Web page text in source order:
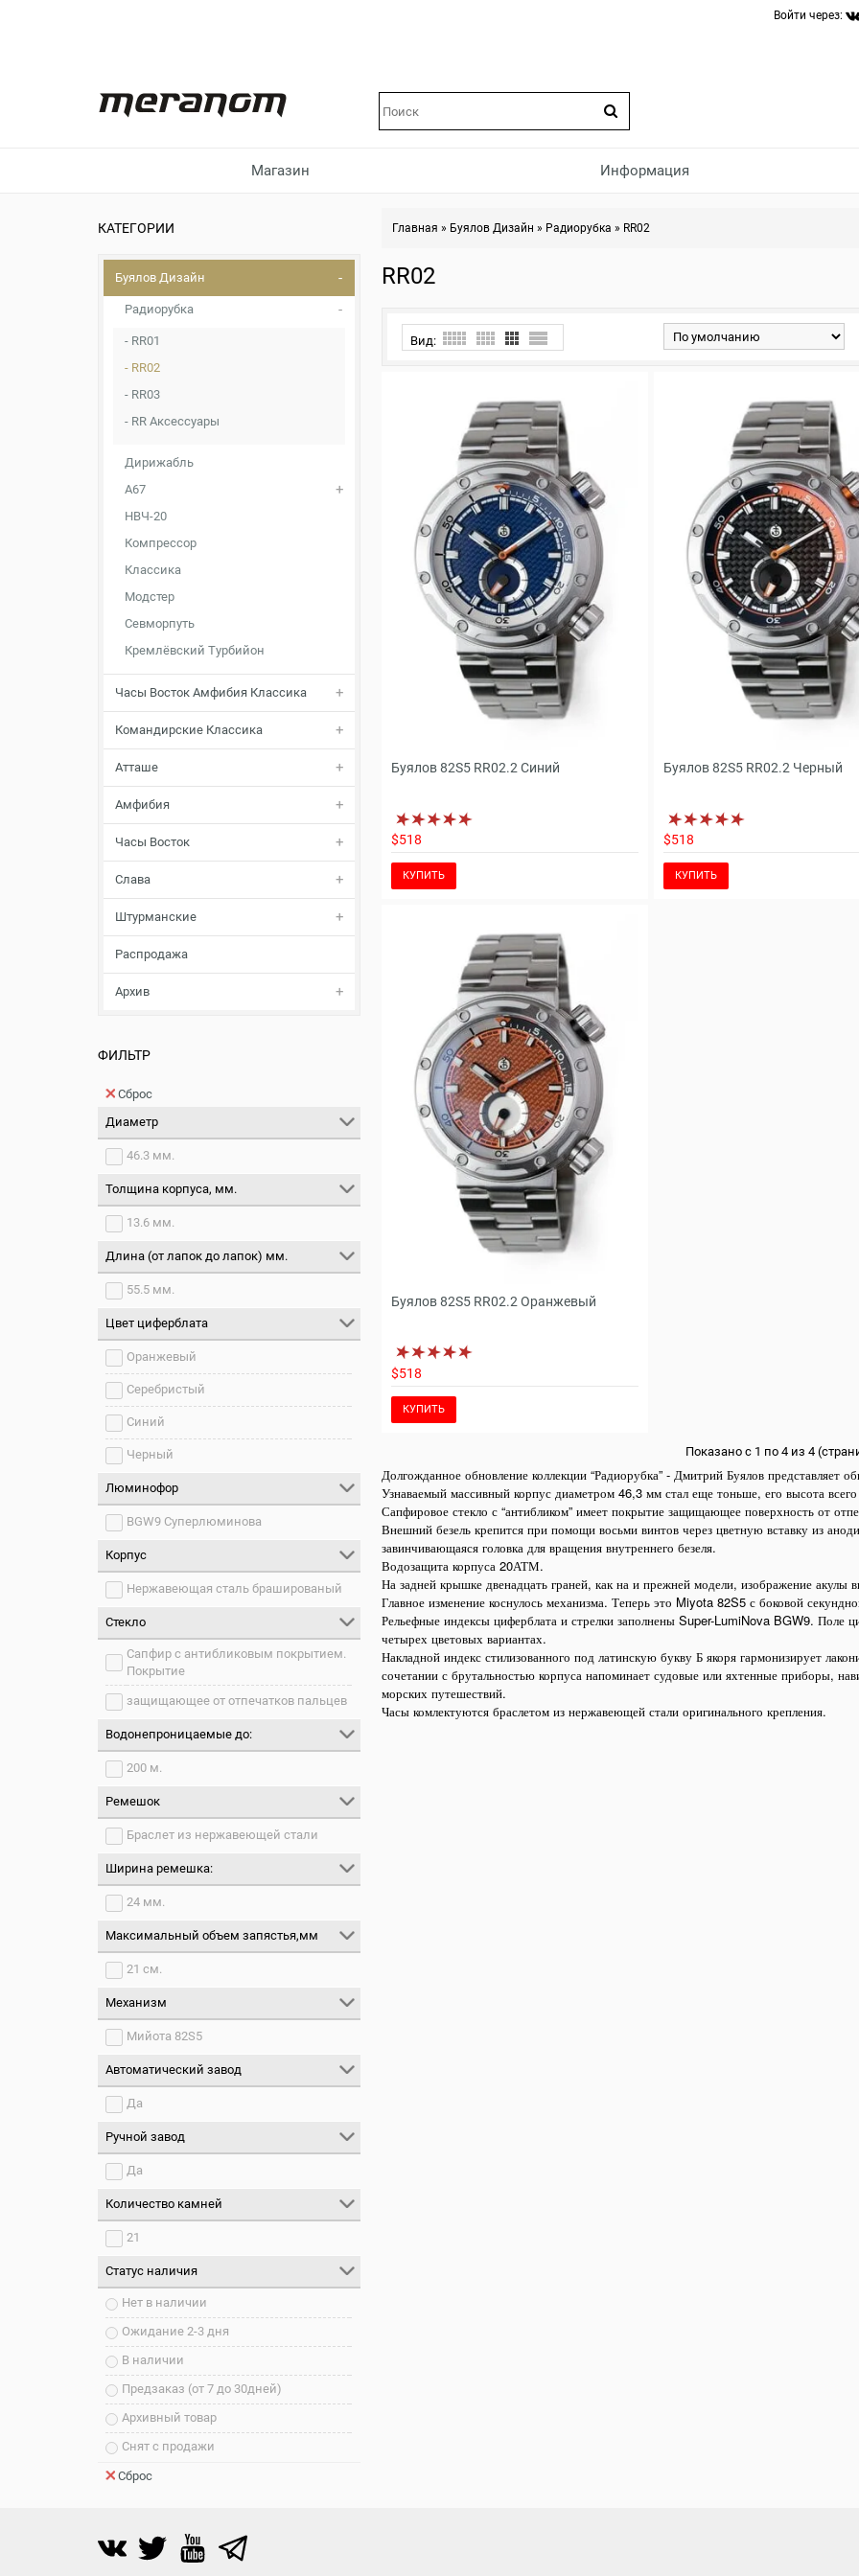
Войти через:
Магазин Информация
КАТЕГОРИИ
Буялов Дизайн
Радиорубка
RR01
RR02
RR03
RR Аксессуары
Дирижабль
A67
НВЧ-20
Компрессор
Классика
Модстер
Севморпуть
Кремлёвский Турбийон
Часы Восток Амфибия Классика
Командирские Классика
Атташе
Амфибия
Часы Восток
Слава
Штурманские
Распродажа
Архив
ФИЛЬТР
Сброс
Диаметр
46.3 мм.
Толщина корпуса, мм.
13.6 мм.
Длина (от лапок до лапок) мм.
55.5 мм.
Цвет циферблата
Оранжевый
Серебристый
Синий
Черный
Люминофор
BGW9 Суперлюминова
Корпус
Нержавеющая сталь брашированый
Стекло
Сапфир с антибликовым покрытием.
Покрытие
защищающее от отпечатков пальцев
Водонепроницаемые до:
200 м.
Ремешок
Браслет из нержавеющей стали
Ширина ремешка:
24 мм.
Максимальный объем запястья,мм
21 см.
Механизм
Мийота 82S5
Автоматический завод
Да
Ручной завод
Да
Количество камней
21
Статус наличия
Нет в наличии
Ожидание 2-3 дня
В наличии
Предзаказ (от 7 до 30дней)
Архивный товар
Снят с продажи
Сброс
Главная » Буялов Дизайн » Радиорубка » RR02
RR02
Вид:
Буялов 82S5 RR02.2 Синий
$518
КУПИТЬ
Буялов 82S5 RR02.2 Черный
$518
КУПИТЬ
Буялов 82S5 RR02.2 Оранжевый
$518
КУПИТЬ
Показано с 1 по 4 из 4
Долгожданное обновление коллекции “Радиорубка” - Дмитрий Буялов представляет
Узнаваемый массивный корпус диаметром 46,3 мм стал еще тоньше, его высота
Сапфировое стекло с “антибликом” имеет покрытие защищающее поверхность от
Внешний безель крепится при помощи восьми винтов через цветную вставку из
завинчивающаяся головка для вращения внутреннего безеля.
Водозащита корпуса 20АТМ.
На задней крышке двенадцать граней, как на и прежней модели, изображение акулы
Главное изменение коснулось механизма. Теперь это Miyota 82S5 с боковой
Рельефные индексы циферблата и стрелки заполнены Super-LumiNova BGW9. Поле
четырех цветовых вариантах.
Накладной индекс стилизованного под латинскую букву Б якоря гармонизирует
сочетании с брутальностью корпуса напоминает судовые или яхтенные приборы,
морских путешествий.
Часы комлектуются браслетом из нержавеющей стали оригинального крепления.